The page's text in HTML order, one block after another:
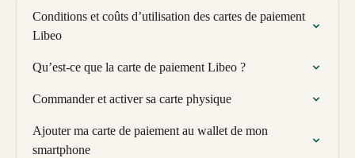
Conditions et coûts d’utilisation des cartes de paiement
Libeo
Qu’est-ce que la carte de paiement Libeo ?
Commander et activer sa carte physique
Ajouter ma carte de paiement au wallet de mon
smartphone